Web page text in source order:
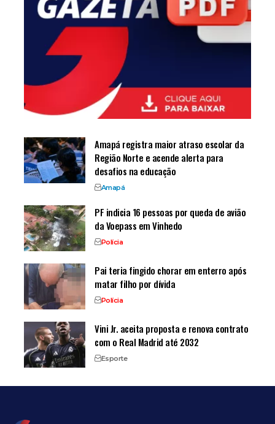
Amapá registra maior atraso escolar da
Região Norte e acende alerta para
desafios na educação
Amapá
PF indicia 16 pessoas por queda de avião
da Voepass em Vinhedo
Polícia
Pai teria fingido chorar em enterro após
matar filho por dívida
Polícia
Vini Jr. aceita proposta e renova contrato
com o Real Madrid até 2032
Esporte